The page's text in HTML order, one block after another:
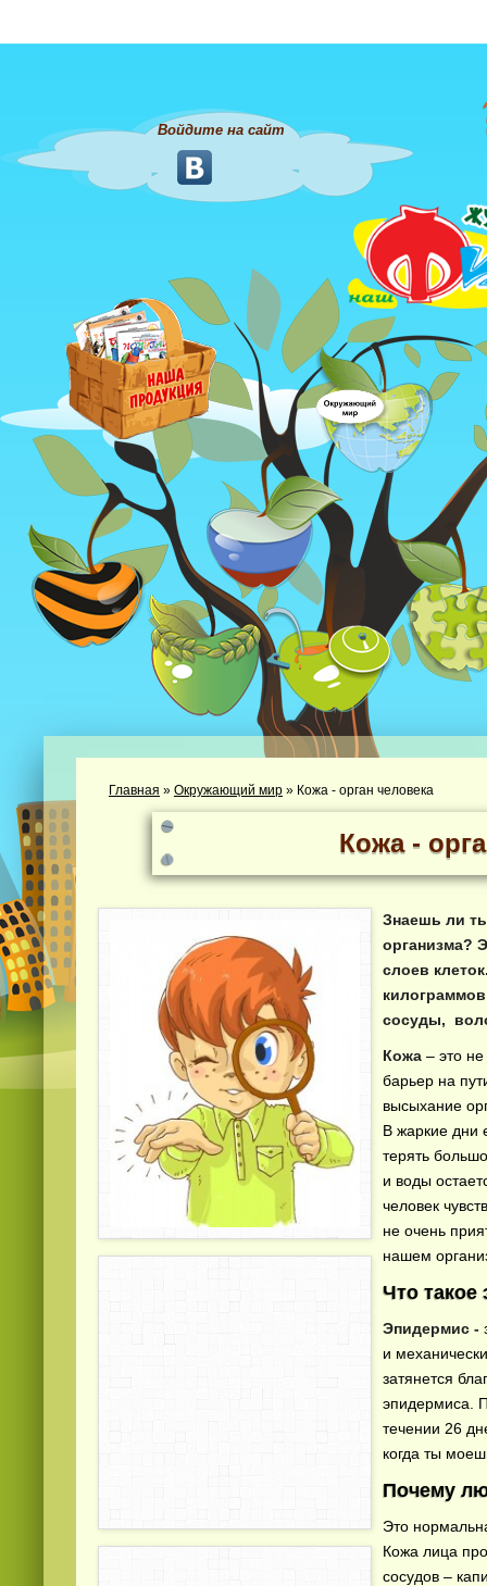
Войдите на сайт
Главная » Окружающий мир » Кожа - орган человека
Кожа -
Знаешь ли
организма?
слоев
сосуды,
Кожа – это
барьер на
высыхание
В жаркие дни
терять
и воды
человек
не очень
нашем
Что такое
Эпидермис -
и
затянется
эпидермиса.
течении 26
когда ты
Почему
Это
Кожа лица
сосудов –